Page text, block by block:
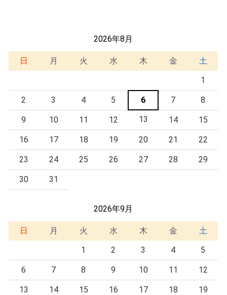
2026年8月
日 月 火 水 木 金
土
1
2 3 4 5 6 7 8
9 10 11 12 13 14 15
16 17 18 19 20 21 22
23 24 25 26 27 28 29
30 31
2026年9月
日 月 火 水 木 金
土
1
2 3 4 5
6 7 8 9 10 11 12
13 14 15 16 17 18 19